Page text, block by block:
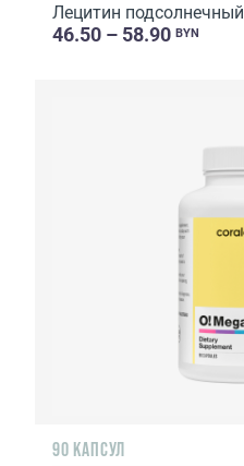
Лецитин подсолнечный
46.50 – 58.90 BYN
90 КАПСУЛ